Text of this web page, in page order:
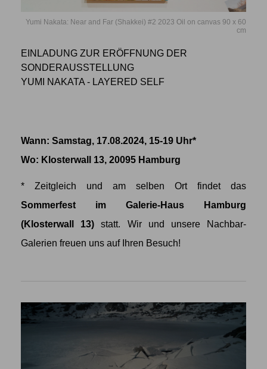
Yumi Nakata: Near and Far (Shakkei) #2 2023 Oil on canvas 90 x 60
cm
EINLADUNG ZUR ERÖFFNUNG DER
SONDERAUSSTELLUNG
YUMI NAKATA - LAYERED SELF
Wann: Samstag, 17.08.2024, 15-19 Uhr*
Wo: Klosterwall 13, 20095 Hamburg
* Zeitgleich und am selben Ort findet das
Sommerfest im Galerie-Haus Hamburg
(Klosterwall 13) statt. Wir und unsere Nachbar-
Galerien freuen uns auf Ihren Besuch!